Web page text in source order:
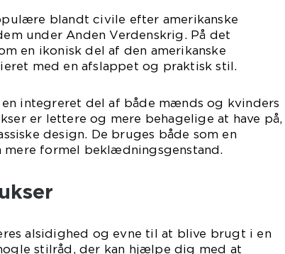
blandt civile efter amerikanske
under Anden Verdenskrig. På det
en ikonisk del af den amerikanske
med en afslappet og praktisk stil.
integreret del af både mænds og kvinders
er lettere og mere behagelige at have på,
design. De bruges både som en
mere formel beklædningsgenstand.
alsidighed og evne til at blive brugt i en
stilråd, der kan hjælpe dig med at